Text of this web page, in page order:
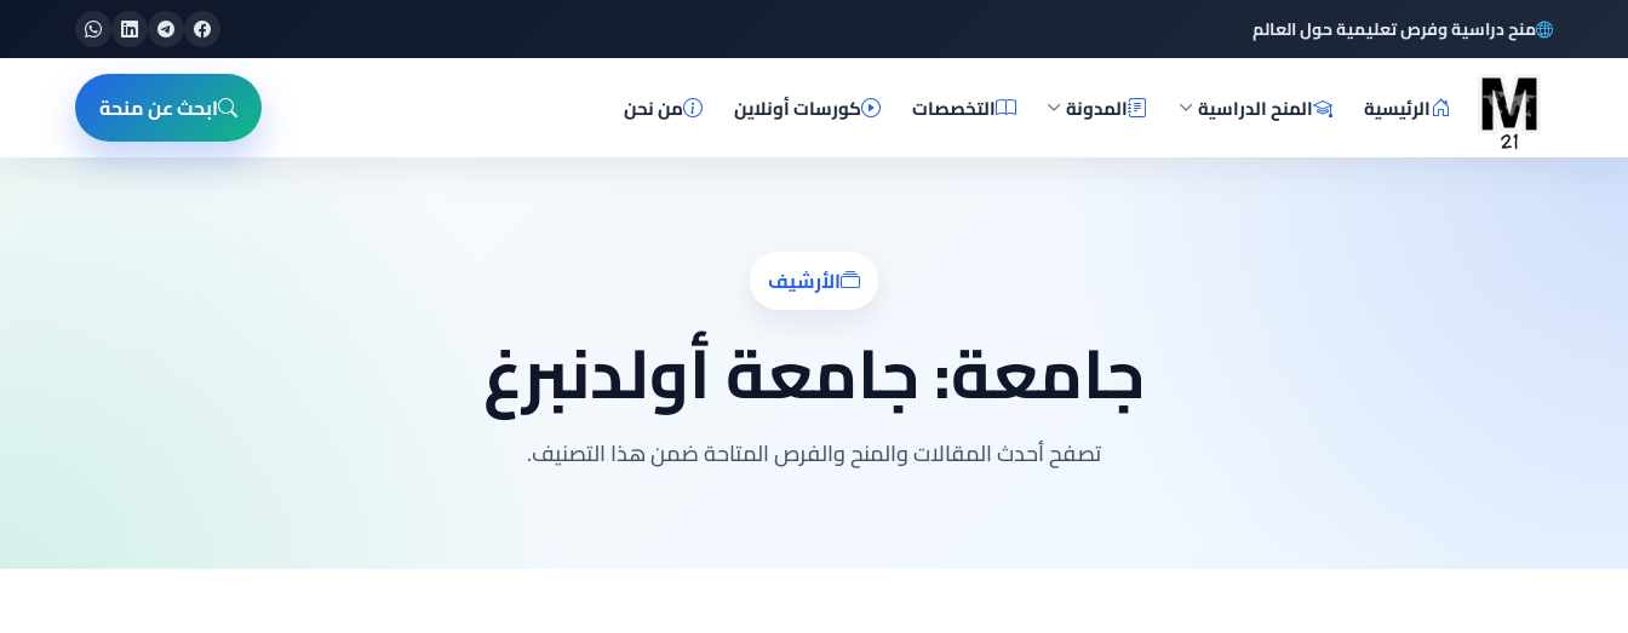
منح دراسية وفرص تعليمية حول العالم
الرئيسية المنح الدراسية المدونة التخصصات كورسات أونلاين من نحن ابحث عن منحة
الأرشيف
جامعة:جامعة أولدنبرغ
تصفح أحدث المقالات والمنح والفرص المتاحة ضمن هذا التصنيف.